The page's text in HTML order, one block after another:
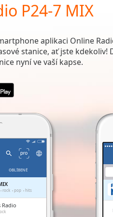
P24-7 MIX
aplikaci Online
stanice, ať jste kdekoliv!
nyní ve vaší kapse.
OBLÍBENÉ
rock pop hits
Radio